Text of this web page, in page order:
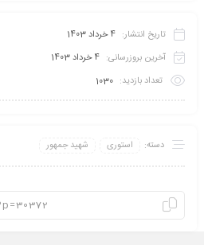
تاریخ انتشار: 4 خرداد 1403
آخرین بروزرسانی: 4 خرداد 1403
تعداد بازدید: 1030
دسته: استوری شهید جمهور